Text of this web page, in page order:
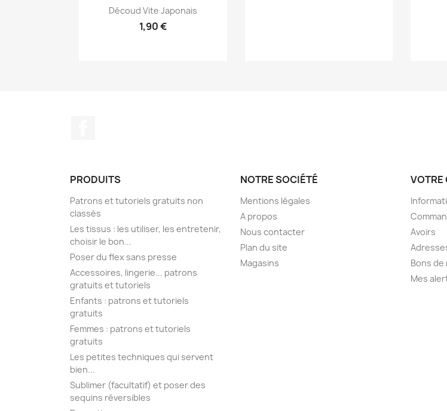
Aperçu rapide
Découd Vite Japonais
1,90 €
PRODUITS
Patrons et tutoriels gratuits non
classés
Les tissus : les utiliser, les entretenir,
choisir le bon...
Poser du flex sans presse
Accessoires, lingerie... patrons
gratuits et tutoriels
Enfants : patrons et tutoriels
gratuits
Femmes : patrons et tutoriels
gratuits
Les petites techniques qui servent
bien...
Sublimer (facultatif) et poser des
sequins réversibles
NOTRE SOCIÉTÉ
Mentions légales
A propos
Nous contacter
Plan du site
Magasins
VOTRE
Avoirs
Bons
Mes